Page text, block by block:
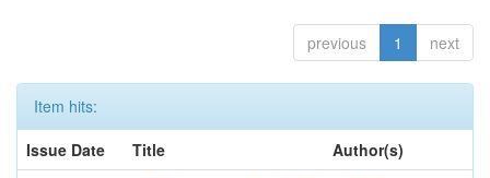
previous 1 next
Item hits:
Issue Date
Title
Author(s)